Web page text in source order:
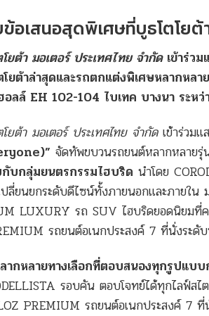
อเสนอสุดพิเศษที่บูธโตโยต้
ยต้า มอเตอร์ ประเทศไทย จำกัด เข้าร่ว
โยต้าล่าสุดและรถตกแต่งพิเศษหลากหล
ลล์ EH 102-104 ไบเทค บางนา ระห
ยต้า มอเตอร์ ประเทศไทย จำกัดเข้าร่วมแ
จัดทัพขบวนรถยนต์หลากหลาย
บกลุ่มยนตรกรรมไฮบริด นำโดย
ปลี่ยนยกระดับดีไซน์ทั้งภายนอกและภายใ
LUXURY รถ SUV ไฮบริดยอดนิยมที่
รถยนต์อเนกประสงค์ 7 ที่นั่งระดั
ากหลายทางเลือกที่ตอบสนองทุกรูปแบบ
รอบคัน ตอบโจทย์ได้ทุกไลฟ์
PREMIUM รถยนต์อเนกประสงค์ 7